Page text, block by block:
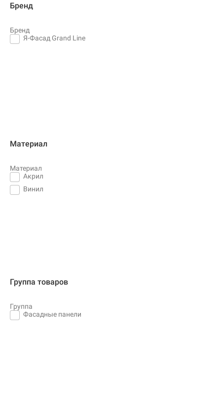
Бренд
Бренд
Я-Фасад Grand Line
Материал
Материал
Акрил
Винил
Группа товаров
Группа
Фасадные панели